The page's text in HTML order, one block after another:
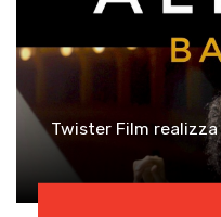
Twister Film